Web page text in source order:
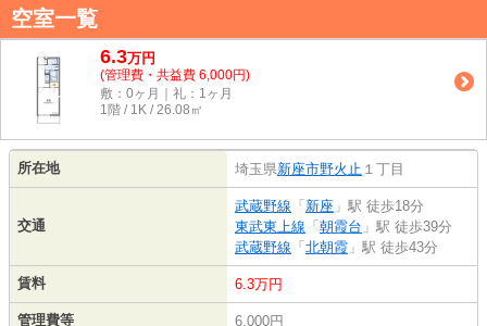
空室一覧
6.3万円
(管理費・共益費 6,000円)
敷：0ヶ月｜礼：1ヶ月
1階 / 1K / 26.08㎡
所在地 埼玉県新座市野火止 １丁目
交通
武蔵野線 「 新座 」駅 徒歩18分
東武東上線 「 朝霞台 」駅 徒歩39分
武蔵野線 「 北朝霞 」駅 徒歩43分
賃料 6.3万円
管理費等 6,000円